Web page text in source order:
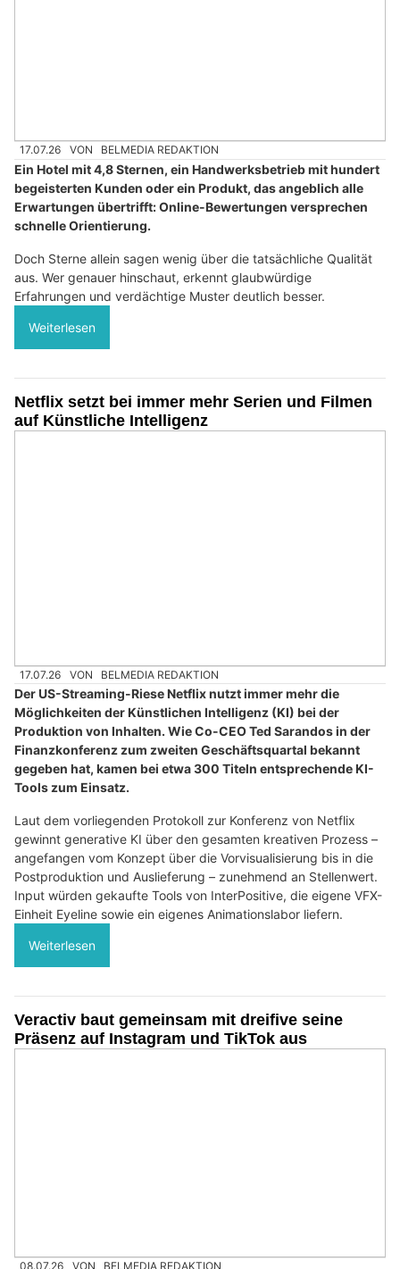
17.07.26 VON BELMEDIA REDAKTION
Ein Hotel mit 4,8 Sternen, ein Handwerksbetrieb mit hundert
begeisterten Kunden oder ein Produkt, das angeblich alle
Erwartungen übertrifft: Online-Bewertungen versprechen
schnelle Orientierung.
Doch Sterne allein sagen wenig über die tatsächliche Qualität
aus. Wer genauer hinschaut, erkennt glaubwürdige
Erfahrungen und verdächtige Muster deutlich besser.
Weiterlesen
Netflix setzt bei immer mehr Serien und Filmen
auf Künstliche Intelligenz
17.07.26 VON BELMEDIA REDAKTION
Der US-Streaming-Riese Netflix nutzt immer mehr die
Möglichkeiten der Künstlichen Intelligenz (KI) bei der
Produktion von Inhalten. Wie Co-CEO Ted Sarandos in der
Finanzkonferenz zum zweiten Geschäftsquartal bekannt
gegeben hat, kamen bei etwa 300 Titeln entsprechende KI-
Tools zum Einsatz.
Laut dem vorliegenden Protokoll zur Konferenz von Netflix
gewinnt generative KI über den gesamten kreativen Prozess –
angefangen vom Konzept über die Vorvisualisierung bis in die
Postproduktion und Auslieferung – zunehmend an Stellenwert.
Input würden gekaufte Tools von InterPositive, die eigene VFX-
Einheit Eyeline sowie ein eigenes Animationslabor liefern.
Weiterlesen
Veractiv baut gemeinsam mit dreifive seine
Präsenz auf Instagram und TikTok aus
08.07.26 VON BELMEDIA REDAKTION